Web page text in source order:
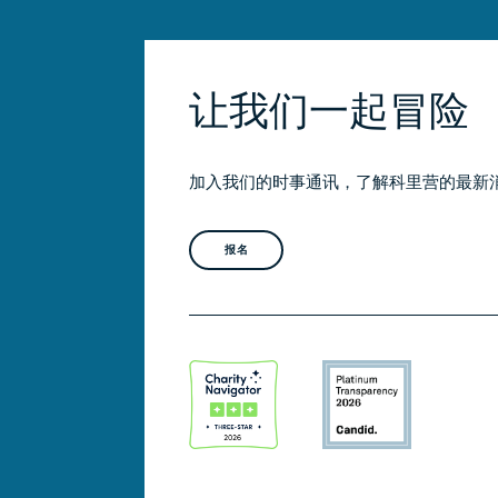
让我们一起冒险
加入我们的时事通讯，了解科里营的最新
报名